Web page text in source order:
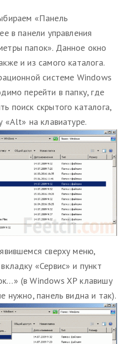
«Панель
в панели управления
папок». Данное окно
и из самого каталога.
системе Windows
перейти в папку, где
поиск скрытого каталога,
«Alt» на клавиатуре.
сверху меню,
«Сервис» и пункт
(в Windows XP клавишу
нужно, панель видна и так).